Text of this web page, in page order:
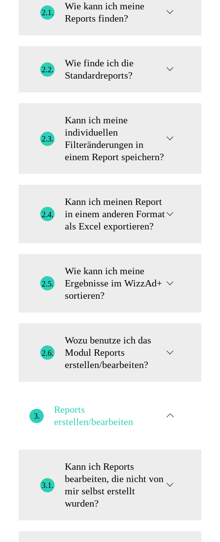
2.1.
Wie kann ich meine
Reports finden?
2.2.
Wie finde ich die
Standardreports?
2.3.
Kann ich meine
individuellen
Filteränderungen in
einem Report speichern?
2.4.
Kann ich meinen Report
in einem anderen Format
als Excel exportieren?
2.5.
Wie kann ich meine
Ergebnisse im WizzAd+
sortieren?
2.6.
Wozu benutze ich das
Modul Reports
erstellen/bearbeiten?
3.
Reports
erstellen/bearbeiten
3.1.
Kann ich Reports
bearbeiten, die nicht von
mir selbst erstellt
wurden?